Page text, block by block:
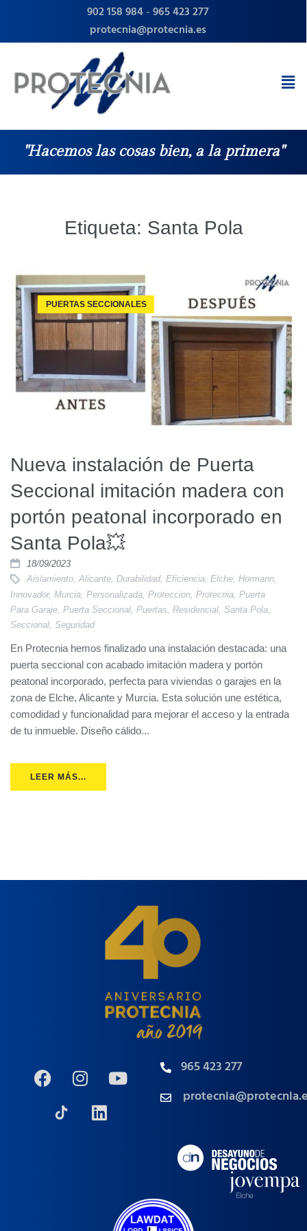
902 158 984-965 423 277
protecnia@protecnia.es
"Hacemos las cosas bien, a la primera"
Etiqueta: Santa Pola
PUERTAS SECCIONALES
Nueva instalación de Puerta
Seccional imitación madera con
portón peatonal incorporado en
Santa Pola💥
18/09/2023
Aislamiento,Alicante, Durabilidad, Eficiencia, Elche, Hormann,
Innovador, Murcia Personalizada Proteccion Protecnia Puerta
Para Garaje Puerta Seccional Puertas Residencial Santa Pola
Seccional Seguridad
En Protecnia hemos finalizado una instalación destacada: una
puerta seccional con acabado imitación madera y portón
peatonal incorporado, perfecta para viviendas o garajes en la
zona de Elche, Alicante y Murcia. Esta solución une estética,
comodidad y funcionalidad para mejorar el acceso y la entrada
de tu inmueble. Diseño cálido...
LEER MÁS...
965 423 277